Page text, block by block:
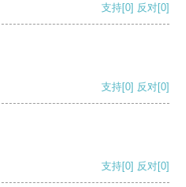
支持[0] 反对[0]
支持[0] 反对[0]
支持[0] 反对[0]